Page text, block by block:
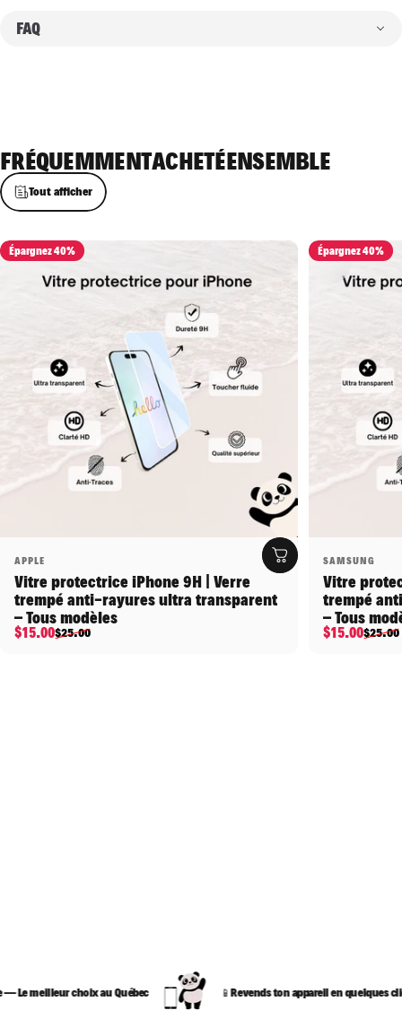
FAQ
FRÉQUEMMENTACHETÉENSEMBLE
Tout afficher
Épargnez 40%
Distributeur:
APPLE
Vitre protectrice iPhone 9H | Verre
trempé anti-rayures ultra transparent
– Tous modèles
Prix promotionnel
$15.00
Prix habituel
$25.00
Épargnez 40%
SAMSUNG
Vitre
trempé
– Tous
Prix
$15.00
Prix $25.00
choix au Québec 📱Revends ton appareil en quelques clics